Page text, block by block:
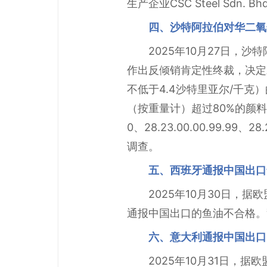
生产企业CSC Steel Sdn.
四、沙特阿拉伯对华二
2025年10月27日，沙
作出反倾销肯定性终裁，决
不低于4.4沙特里亚尔/千克
（按重量计）超过80%的颜
0、28.23.00.00.99.99、
调查。
五、西班牙通报中国出
2025年10月30日，据欧
通报中国出口的鱼油不合格
六、意大利通报中国出
2025年10月31日，据欧